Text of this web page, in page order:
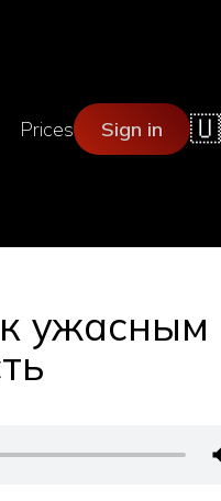
Prices Sign in
ужасным